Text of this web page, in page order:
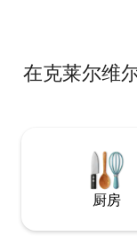
理想度假胜地。
火车站附近。
在克莱尔维
厨房